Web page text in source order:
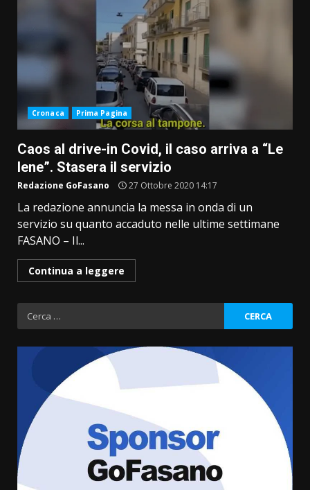
Cronaca Prima Pagina
Caos al drive-in Covid, il caso arriva a “Le
Iene”. Stasera il servizio
Redazione GoFasano 27 Ottobre 2020 14:17
La redazione annuncia la messa in onda di un
servizio su quanto accaduto nelle ultime settimane
FASANO – Il...
Continua a leggere
Ricerca
per:
Fasanese ferito a colpi di arma
da fuoco